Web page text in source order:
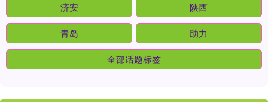
济安 陕西
青岛 助力
全部话题标签